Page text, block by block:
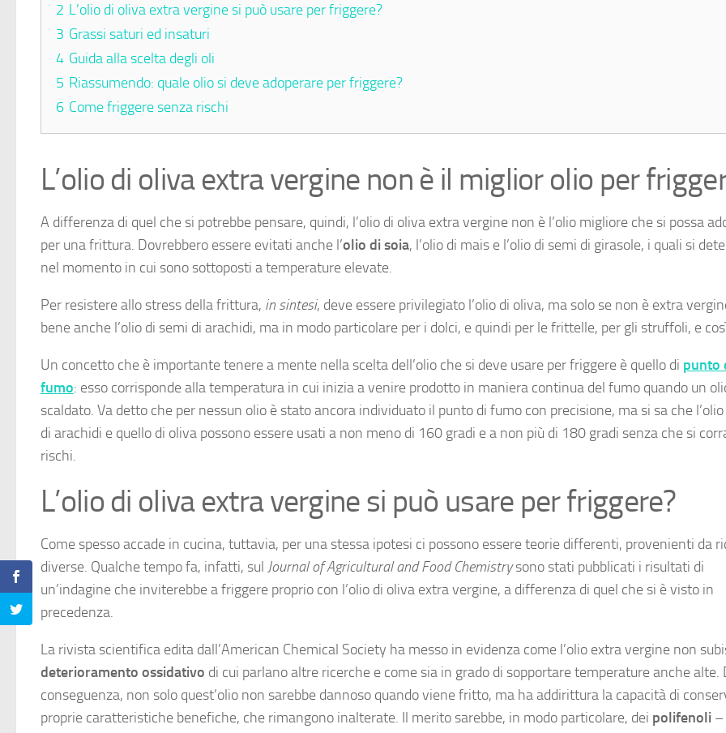
2 L’olio di oliva extra vergine si può usare per friggere?
3 Grassi saturi ed insaturi
4 Guida alla scelta degli oli
5 Riassumendo: quale olio si deve adoperare per friggere?
6 Come friggere senza rischi
L’olio di oliva extra vergine non è il miglior olio per
A differenza di quel che si potrebbe pensare, quindi, l’olio di oliva extra vergine non è l’olio migliore che si possa
per una frittura. Dovrebbero essere evitati anche l’olio di soia, l’olio di mais e l’olio di semi di girasole, i quali si
nel momento in cui sono sottoposti a temperature elevate.
Per resistere allo stress della frittura, in sintesi, deve essere privilegiato l’olio di oliva, ma solo se non è extra
bene anche l’olio di semi di arachidi, ma in modo particolare per i dolci, e quindi per le frittelle, per gli struffoli, e
Un concetto che è importante tenere a mente nella scelta dell’olio che si deve usare per friggere è quello di punto
fumo: esso corrisponde alla temperatura in cui inizia a venire prodotto in maniera continua del fumo quando un
scaldato. Va detto che per nessun olio è stato ancora individuato il punto di fumo con precisione, ma si sa che
di arachidi e quello di oliva possono essere usati a non meno di 160 gradi e a non più di 180 gradi senza che si
rischi.
L’olio di oliva extra vergine si può usare per friggere?
Come spesso accade in cucina, tuttavia, per una stessa ipotesi ci possono essere teorie differenti, provenienti da
diverse. Qualche tempo fa, infatti, sul Journal of Agricultural and Food Chemistrysono stati pubblicati i risultati di
un’indagine che inviterebbe a friggere proprio con l’olio di oliva extra vergine, a differenza di quel che si è visto in
precedenza.
La rivista scientifica edita dall’American Chemical Society ha messo in evidenza come l’olio extra vergine non
deterioramento ossidativo di cui parlano altre ricerche e come sia in grado di sopportare temperature anche alte.
conseguenza, non solo quest’olio non sarebbe dannoso quando viene fritto, ma ha addirittura la capacità di
proprie caratteristiche benefiche, che rimangono inalterate. Il merito sarebbe, in modo particolare, dei polifenoli